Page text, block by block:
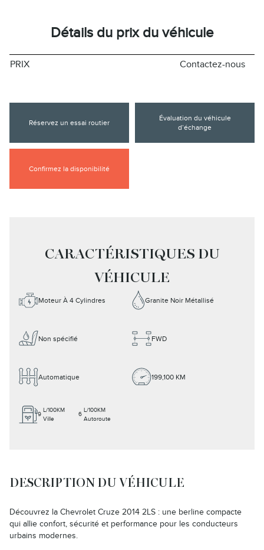
Détails du prix du véhicule
PRIX Contactez-nous
Réservez un essai routier
Évaluation du véhicule
d’échange
Confirmez la disponibilité
CARACTÉRISTIQUES DU
VÉHICULE
Moteur À 4 Cylindres Granite Noir Métallisé
Non spécifié FWD
Automatique 199,100 KM
9
L/100KM
Ville
6
L/100KM
Autoroute
DESCRIPTION DU VÉHICULE
Découvrez la Chevrolet Cruze 2014 2LS : une berline compacte
qui allie confort, sécurité et performance pour les conducteurs
urbains modernes.